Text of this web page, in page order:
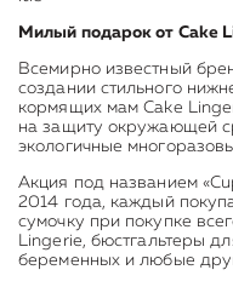
Милый подарок от Cake
Всемирно известный
создании стильного
кормящих мам Cake
на защиту окружающей
экологичные
Акция под названием
2014 года, каждый
сумочку при покупке
Lingerie, бюстгальтеры
беременных и любые